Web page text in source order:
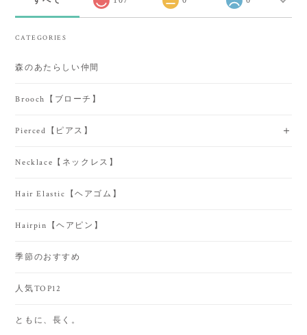
CATEGORIES
森のあたらしい仲間
Brooch【ブローチ】
Pierced【ピアス】
Necklace【ネックレス】
Hair Elastic【ヘアゴム】
Hairpin【ヘアピン】
季節のおすすめ
人気TOP12
ともに、長く。